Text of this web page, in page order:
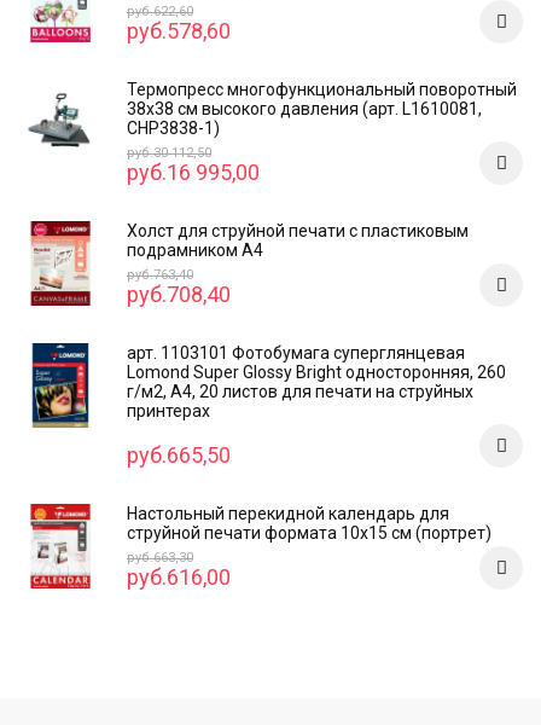
руб.622,60
руб.578,60
Термопресс многофункциональный поворотный
38х38 см высокого давления (арт. L1610081,
CHP3838-1)
руб.30 112,50
руб.16 995,00
Холст для струйной печати с пластиковым
подрамником А4
руб.763,40
руб.708,40
арт. 1103101 Фотобумага суперглянцевая
Lomond Super Glossy Bright односторонняя, 260
г/м2, А4, 20 листов для печати на струйных
принтерах
руб.665,50
Настольный перекидной календарь для
струйной печати формата 10x15 см (портрет)
руб.663,30
руб.616,00